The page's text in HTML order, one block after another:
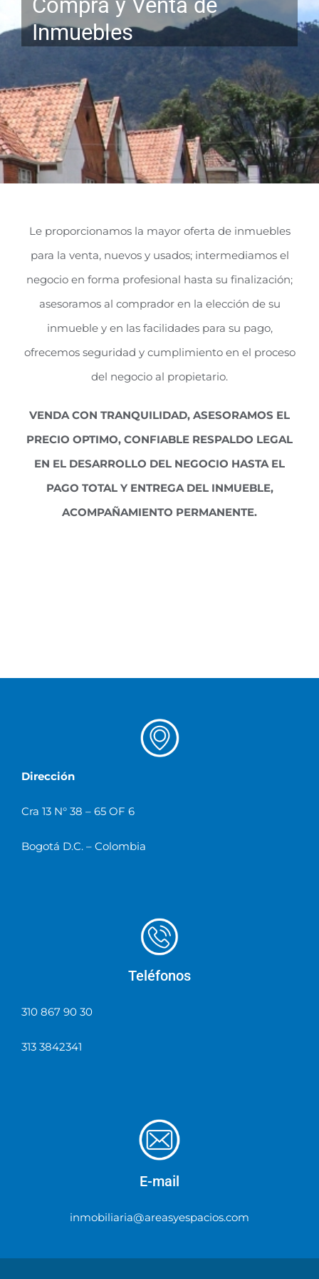
Inmuebles
Le proporcionamos la mayor oferta de inmuebles
para la venta, nuevos y usados; intermediamos el
negocio en forma profesional hasta su finalización;
asesoramos al comprador en la elección de su
inmueble y en las facilidades para su pago,
ofrecemos seguridad y cumplimiento en el proceso
del negocio al propietario.
VENDA CON TRANQUILIDAD, ASESORAMOS EL
PRECIO OPTIMO, CONFIABLE RESPALDO LEGAL
EN EL DESARROLLO DEL NEGOCIO HASTA EL
PAGO TOTAL Y ENTREGA DEL INMUEBLE,
ACOMPAÑAMIENTO PERMANENTE.
Dirección
Cra 13 N° 38 – 65 OF 6
Bogotá D.C. – Colombia
Teléfonos
310 867 90 30
313 3842341
E-mail
inmobiliaria@areasyespacios.com